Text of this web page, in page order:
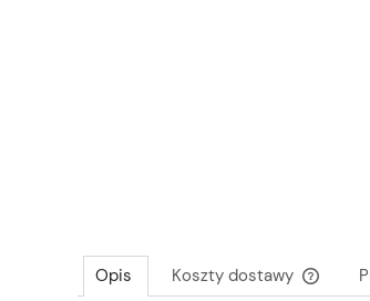
Opis Koszty dostawy